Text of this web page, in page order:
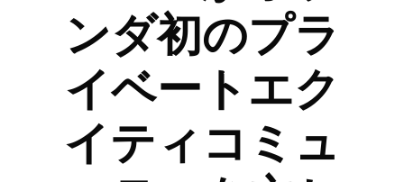
ンダ初のプラ
イベートエク
イティコミュ